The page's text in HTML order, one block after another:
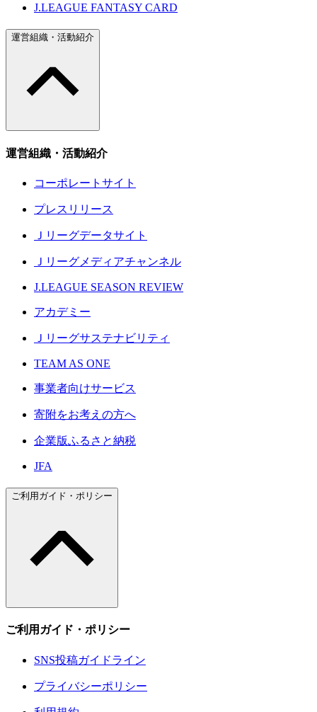
J.LEAGUE FANTASY CARD
運営組織・活動紹介
運営組織・活動紹介
コーポレートサイト
プレスリリース
Ｊリーグデータサイト
Ｊリーグメディアチャンネル
J.LEAGUE SEASON REVIEW
アカデミー
Ｊリーグサステナビリティ
TEAM AS ONE
事業者向けサービス
寄附をお考えの方へ
企業版ふるさと納税
JFA
ご利用ガイド・ポリシー
ご利用ガイド・ポリシー
SNS投稿ガイドライン
プライバシーポリシー